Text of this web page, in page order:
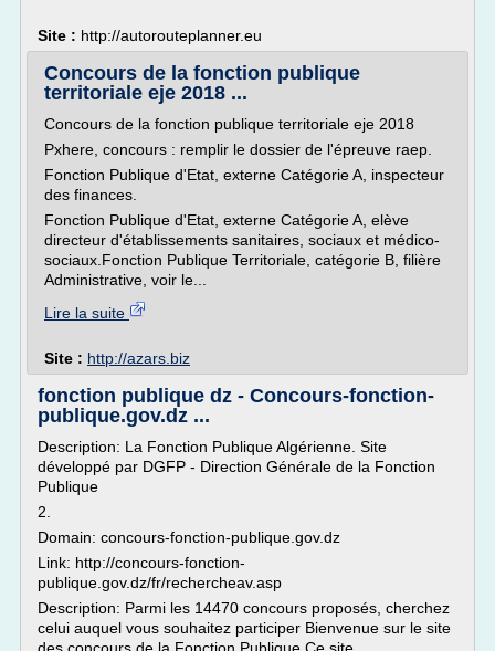
Site : http://autorouteplanner.eu
Concours de la fonction publique
territoriale eje 2018 ...
Concours de la fonction publique territoriale eje 2018
Pxhere, concours : remplir le dossier de l'épreuve raep.
Fonction Publique d'Etat, externe Catégorie A, inspecteur
des finances.
Fonction Publique d'Etat, externe Catégorie A, elève
directeur d'établissements sanitaires, sociaux et médico-
sociaux.Fonction Publique Territoriale, catégorie B, filière
Administrative, voir le...
Lire la suite
Site : http://azars.biz
fonction publique dz - Concours-fonction-
publique.gov.dz ...
Description: La Fonction Publique Algérienne. Site
développé par DGFP - Direction Générale de la Fonction
Publique
2.
Domain: concours-fonction-publique.gov.dz
Link: http://concours-fonction-
publique.gov.dz/fr/rechercheav.asp
Description: Parmi les 14470 concours proposés, cherchez
celui auquel vous souhaitez participer Bienvenue sur le site